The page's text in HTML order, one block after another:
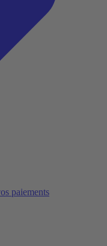
paiements